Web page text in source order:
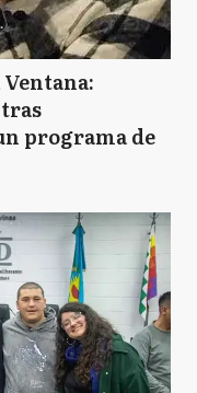
programa de